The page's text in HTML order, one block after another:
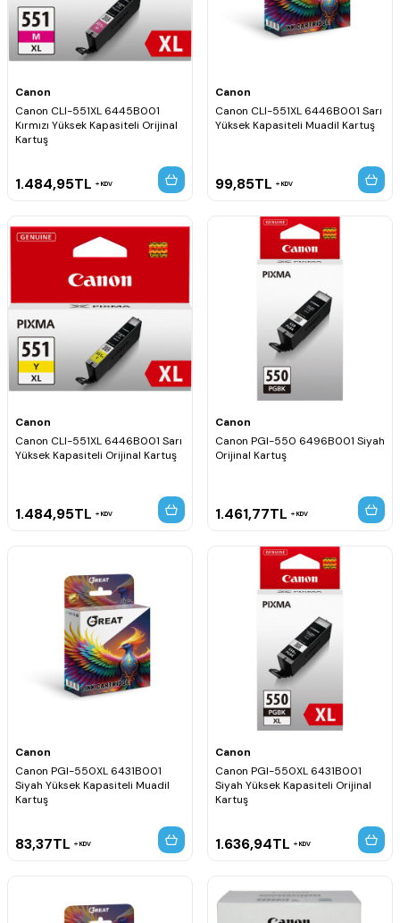
Canon
Canon CLI-551XL 6445B001
Kırmızı Yüksek Kapasiteli Orijinal
Kartuş
1.484,95TL KDV
Canon
Canon CLI-551XL 6446B001 Sarı
Yüksek Kapasiteli Muadil Kartuş
99,85TL KDV
Canon
Canon CLI-551XL 6446B001 Sarı
Yüksek Kapasiteli Orijinal Kartuş
1.484,95TL KDV
Canon
Canon PGI-550 6496B001 Siyah
Orijinal Kartuş
1.461,77TL KDV
Canon
Canon PGI-550XL 6431B001
Siyah Yüksek Kapasiteli Muadil
Kartuş
83,37TL KDV
Canon
Canon PGI-550XL 6431B001
Siyah Yüksek Kapasiteli Orijinal
Kartuş
1.636,94TL KDV